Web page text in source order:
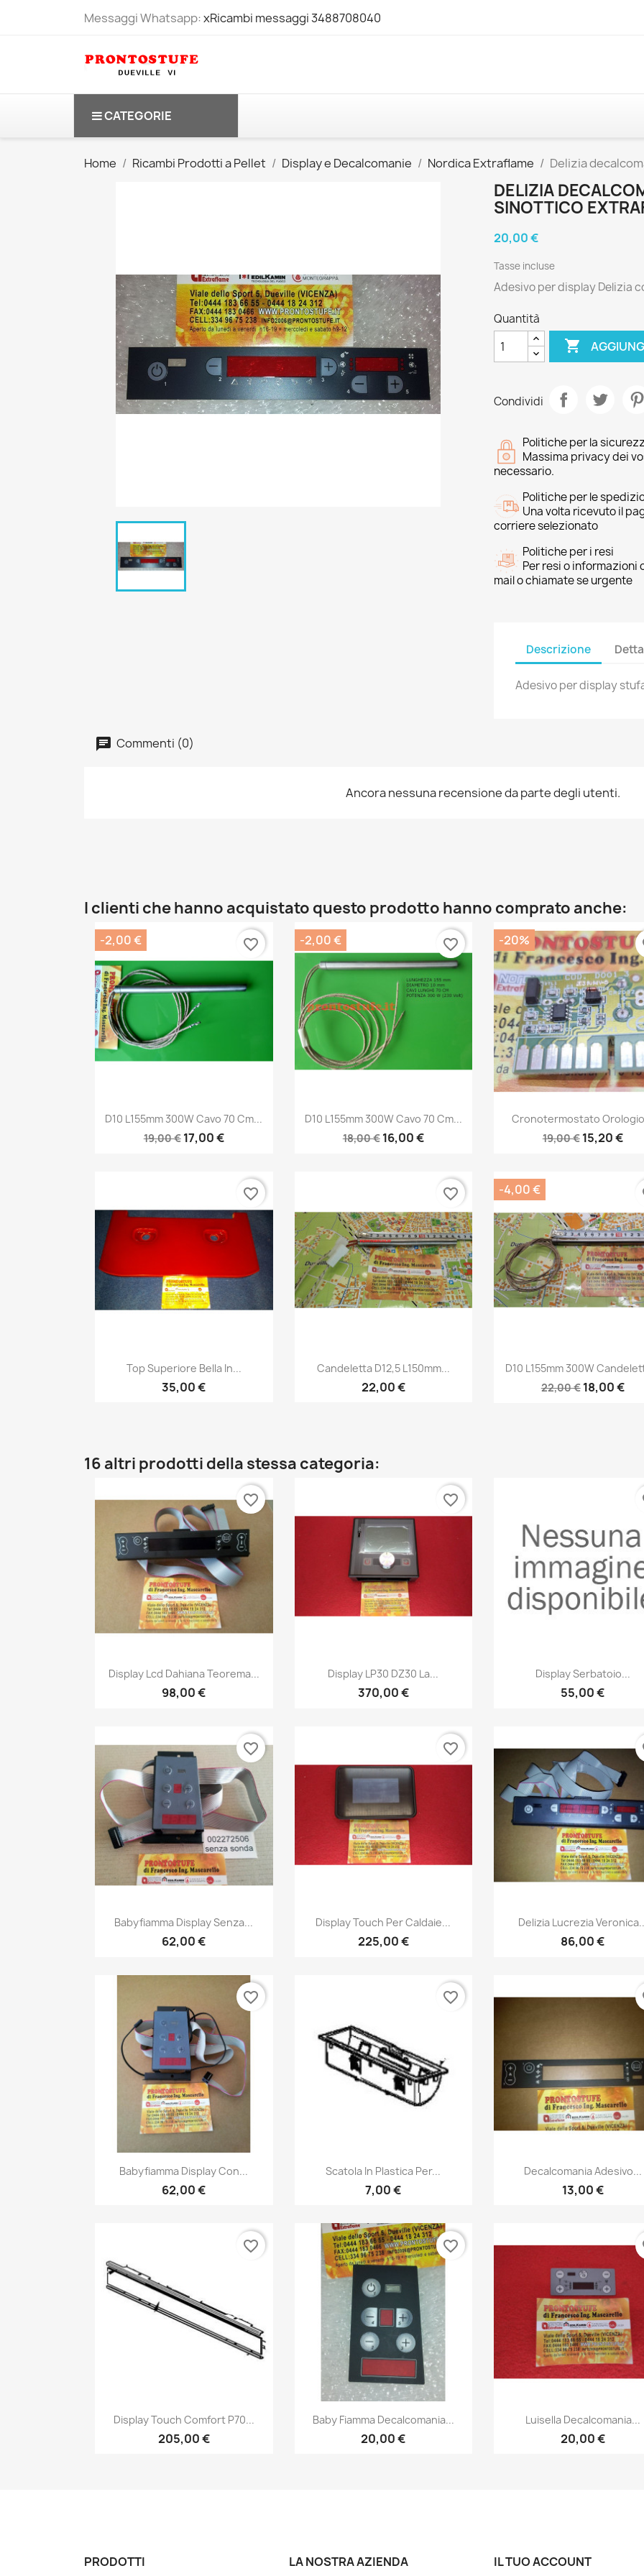
Messaggi Whatsapp:xRicambi messaggi 3488708040
CATEGORIE
Home Ricambi Prodotti a Pellet Display e Decalcomanie Nordica Extraflame Delizia
DELIZIA
SINOTTICO
20,00 €
Tasse incluse
Adesivo per display Delizia
Quantità

Condividi
Politiche per la
Massima privacy dei
necessario.
Politiche per le
Una volta ricevuto il
corriere selezionato
Politiche per i resi
Per resi o
mail o chiamate se urgente
Descrizione
Adesivo per display
Commenti (0)
Ancora nessuna recensione da parte degli utenti.
I clienti che hanno acquistato questo prodotto hanno comprato anche:
Anteprima
D10 L155mm 300W Cavo 70 Cm...
19,00 € 17,00 €
-2,00 € favorite_border
Anteprima
D10 L155mm 300W Cavo 70 Cm...
18,00 € 16,00 €
-2,00 € favorite_border
Anteprima
Cronotermostato
19,00 € 15,20 €
-20%
Anteprima
Top Superiore Bella In...
35,00 €
favorite_border
Anteprima
Candeletta D12,5 L150mm...
22,00 €
favorite_border
Anteprima
D10 L155mm 300W
22,00 € 18,00 €
-4,00 €
16 altri prodotti della stessa categoria:
Anteprima
Display Lcd Dahiana Teorema...
98,00 €
favorite_border
Anteprima
Display LP30 DZ30 La...
370,00 €
favorite_border
Anteprima
Display Serbatoio...
55,00 €
Anteprima
Babyfiamma Display Senza...
62,00 €
favorite_border
Anteprima
Display Touch Per Caldaie...
225,00 €
favorite_border
Anteprima
Delizia Lucrezia
86,00 €
Anteprima
Babyfiamma Display Con...
62,00 €
favorite_border
Anteprima
Scatola In Plastica Per...
7,00 €
favorite_border
Anteprima
Decalcomania Adesivo...
13,00 €
Anteprima
Display Touch Comfort P70...
205,00 €
favorite_border
Anteprima
Baby Fiamma Decalcomania...
20,00 €
favorite_border
 Anteprima
Luisella Decalcomania...
20,00 €
PRODOTTI LA NOSTRA AZIENDA IL TUO ACCOUNT